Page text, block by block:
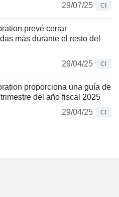
29/07/25
CI
prevé cerrar
más durante el resto del
29/04/25
CI
proporciona una guía de
del año fiscal 2025
29/04/25
CI